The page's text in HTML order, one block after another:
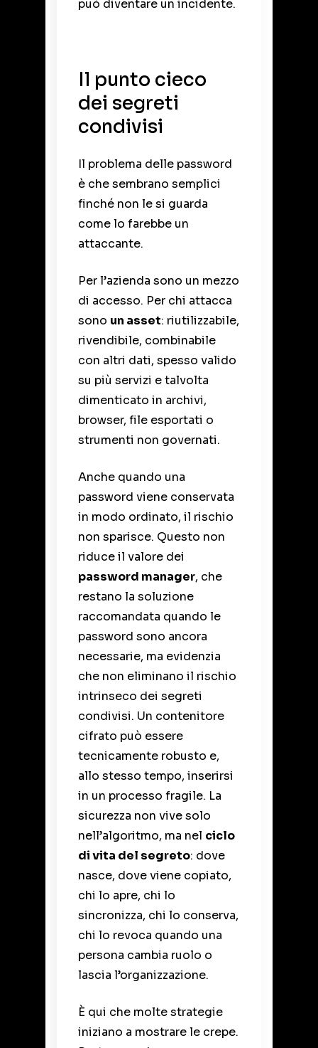
può diventare un incidente.
Il punto cieco
dei segreti
condivisi
Il problema delle password
è che sembrano semplici
finché non le si guarda
come lo farebbe un
attaccante.
Per l’azienda sono un mezzo
di accesso. Per chi attacca
sono un asset: riutilizzabile,
rivendibile, combinabile
con altri dati, spesso valido
su più servizi e talvolta
dimenticato in archivi,
browser, file esportati o
strumenti non governati.
Anche quando una
password viene conservata
in modo ordinato, il rischio
non sparisce. Questo non
riduce il valore dei
password manager, che
restano la soluzione
raccomandata quando le
password sono ancora
necessarie, ma evidenzia
che non eliminano il rischio
intrinseco dei segreti
condivisi. Un contenitore
cifrato può essere
tecnicamente robusto e,
allo stesso tempo, inserirsi
in un processo fragile. La
sicurezza non vive solo
nell’algoritmo, ma nel ciclo
di vita del segreto: dove
nasce, dove viene copiato,
chi lo apre, chi lo
sincronizza, chi lo conserva,
chi lo revoca quando una
persona cambia ruolo o
lascia l’organizzazione.
È qui che molte strategie
iniziano a mostrare le crepe.